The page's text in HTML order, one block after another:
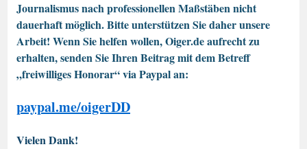
Journalismus nach professionellen Maßstäben nicht
dauerhaft möglich. Bitte unterstützen Sie daher unsere
Arbeit! Wenn Sie helfen wollen, Oiger.de aufrecht zu
erhalten, senden Sie Ihren Beitrag mit dem Betreff
„freiwilliges Honorar“ via Paypal an:
paypal.me/oigerDD
Vielen Dank!